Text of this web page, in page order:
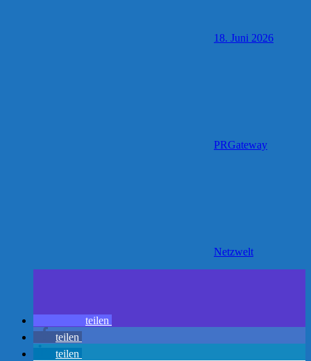
18. Juni 2026
PRGateway
Netzwelt
teilen
teilen
teilen